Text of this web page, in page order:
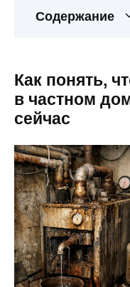
Содержание
Как понять,
в частном
сейчас